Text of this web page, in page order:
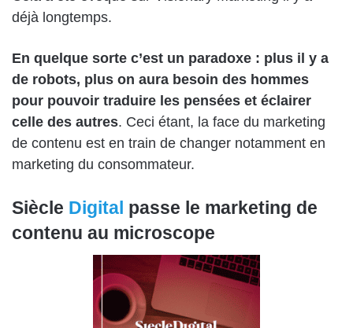
déjà longtemps.
En quelque sorte c’est un paradoxe : plus il y a
de robots, plus on aura besoin des hommes
pour pouvoir traduire les pensées et éclairer
celle des autres. Ceci étant, la face du marketing
de contenu est en train de changer notamment en
marketing du consommateur.
Siècle Digital passe le marketing de
contenu au microscope